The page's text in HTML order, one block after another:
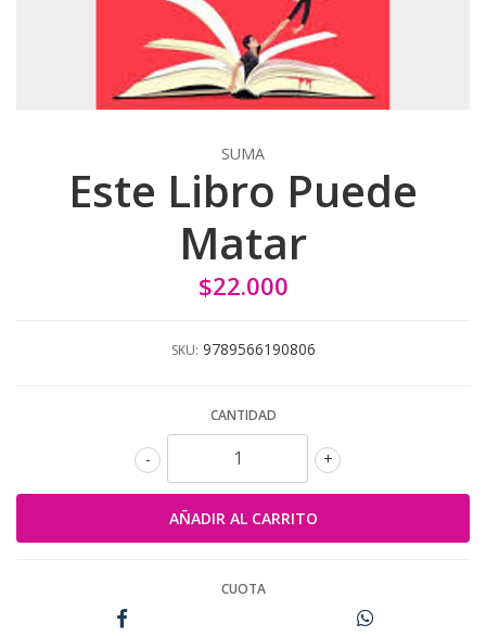
SUMA
Este Libro Puede
Matar
$22.000
SKU: 9789566190806
CANTIDAD
+
-
CUOTA